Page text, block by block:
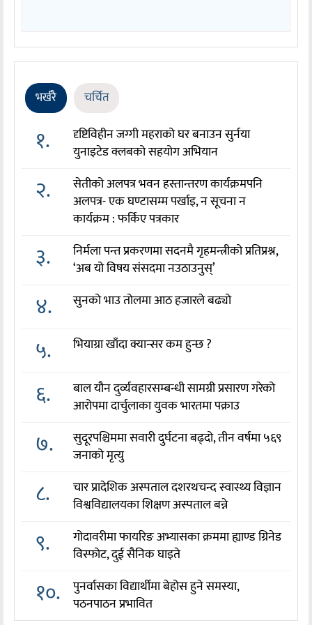
भर्खरै चर्चित
१.
दृष्टिविहीन जग्गी महराको घर बनाउन सुर्नया
युनाइटेड क्लबको सहयोग अभियान
२.
सेतीको अलपत्र भवन हस्तान्तरण कार्यक्रमपनि
अलपत्र- एक घण्टासम्म पर्खाइ, न सूचना न
कार्यक्रम : फर्किए पत्रकार
३.
निर्मला पन्त प्रकरणमा सदनमै गृहमन्त्रीको प्रतिप्रश्न,
‘अब यो विषय संसदमा नउठाउनुस्’
४. सुनको भाउ तोलमा आठ हजारले बढ्यो
५. भियाग्रा खाँदा क्यान्सर कम हुन्छ ?
६.
बाल यौन दुर्व्यवहारसम्बन्धी सामग्री प्रसारण गरेको
आरोपमा दार्चुलाका युवक भारतमा पक्राउ
७.
सुदूरपश्चिममा सवारी दुर्घटना बढ्दो, तीन वर्षमा ५६९
जनाको मृत्यु
८.
चार प्रादेशिक अस्पताल दशरथचन्द स्वास्थ्य विज्ञान
विश्वविद्यालयका शिक्षण अस्पताल बन्ने
९.
गोदावरीमा फायरिङ अभ्यासका क्रममा ह्याण्ड ग्रिनेड
विस्फोट, दुई सैनिक घाइते
१०.
पुनर्वासका विद्यार्थीमा बेहोस हुने समस्या,
पठनपाठन प्रभावित